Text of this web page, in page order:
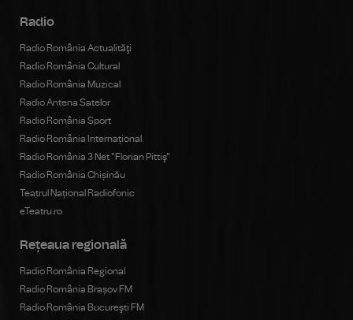
Radio
Radio România Actualităţi
Radio România Cultural
Radio România Muzical
Radio Antena Satelor
Radio România Sport
Radio România Internațional
Radio România 3 Net "Florian Pittiş"
Radio România Chișinău
Teatrul Național Radiofonic
eTeatru.ro
Rețeaua regională
Radio România Regional
Radio România Brașov FM
Radio România Bucureşti FM